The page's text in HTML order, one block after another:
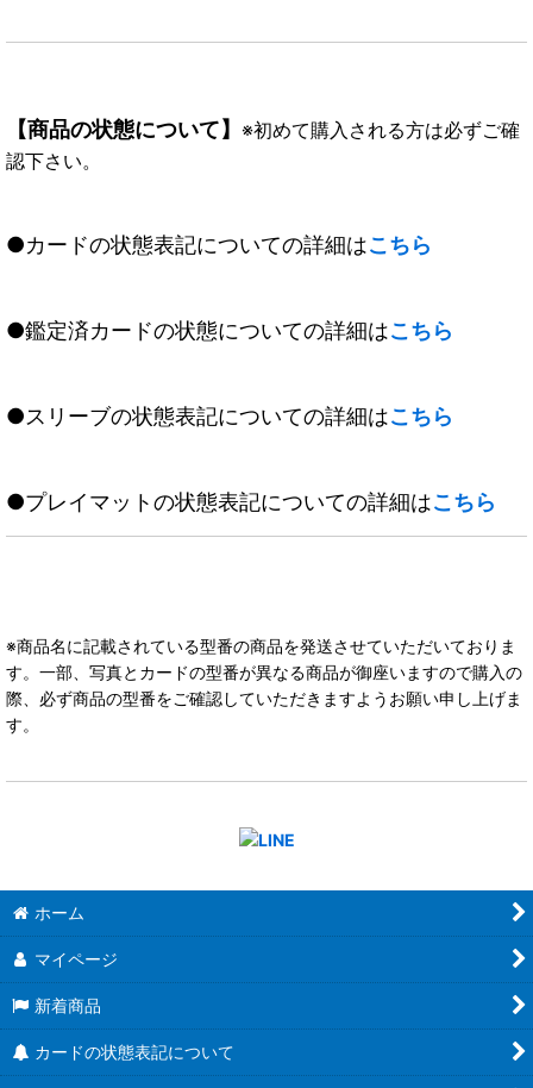
【商品の状態について】 ※初めて購入される方は必ずご確
認下さい。
●カードの状態表記についての詳細はこちら
●鑑定済カードの状態についての詳細はこちら
●スリーブの状態表記についての詳細はこちら
●プレイマットの状態表記についての詳細はこちら
※商品名に記載されている型番の商品を発送させていただいておりま
す。一部、写真とカードの型番が異なる商品が御座いますので購入の
際、必ず商品の型番をご確認していただきますようお願い申し上げま
す。
ホーム
マイページ
新着商品
カードの状態表記について